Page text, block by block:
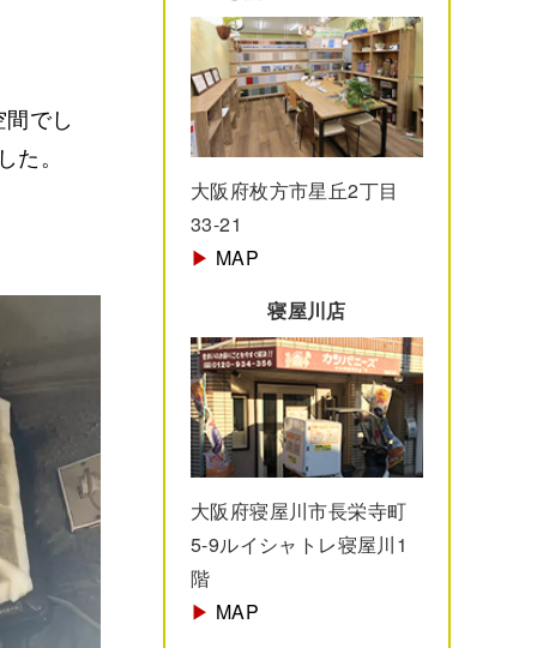
でし
。
大阪府枚方市星丘2丁目
33-21
▶︎ MAP
寝屋川店
大阪府寝屋川市長栄寺町
5-9ルイシャトレ寝屋川1
階
▶︎ MAP